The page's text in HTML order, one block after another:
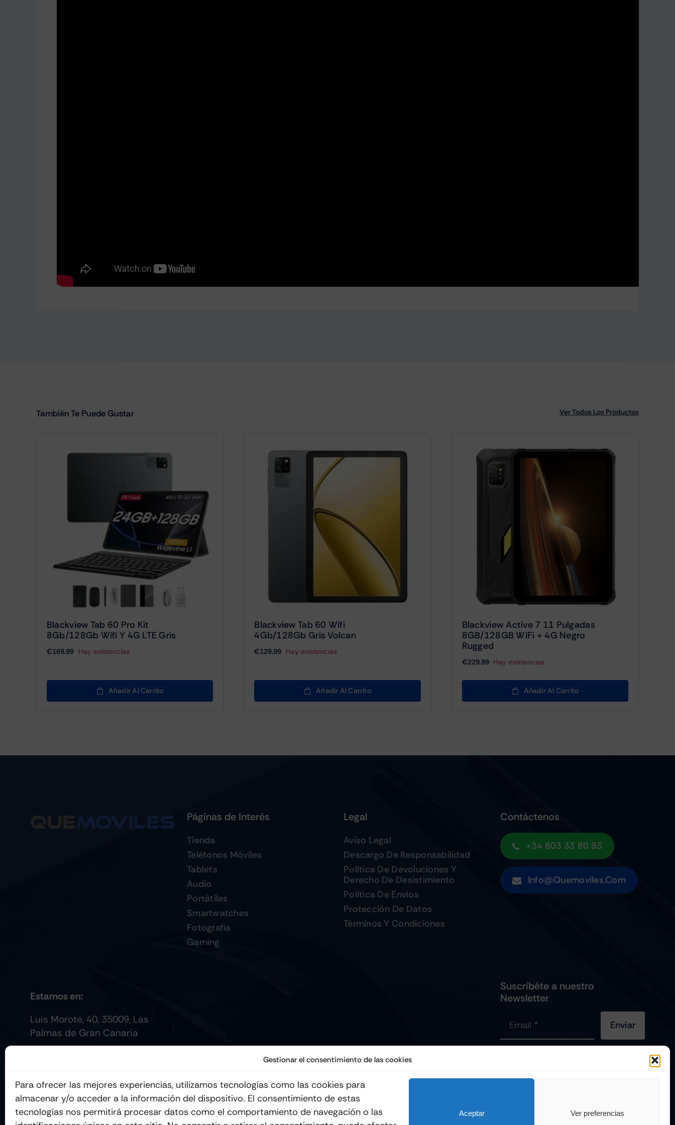
Gestionar el consentimiento de las cookies
Para ofrecer las mejores experiencias, utilizamos tecnologías como las cookies para
almacenar y/o acceder a la información del dispositivo. El consentimiento de estas
tecnologías nos permitirá procesar datos como el comportamiento de navegación o las
Aceptar Ver preferencias
También Te Puede Gustar Ver Todos Los Productos
Blackview Tab 60 Pro Kit
8Gb/128Gb Wifi Y 4G LTE Gris
€169.99 Hay existencias
Añadir Al Carrito
Blackview Tab 60 Wifi
4Gb/128Gb Gris Volcan
€129.99 Hay existencias
Añadir Al Carrito
Blackview Active 7 11 Pulgadas
8GB/128GB WiFi + 4G Negro
Rugged
€229.99 Hay existencias
Añadir Al Carrito
Páginas de Interés
Tienda
Teléfonos Móviles
Tablets
Audio
Portátiles
Smartwatches
Fotografia
Gaming
Legal
Aviso Legal
Descargo De Responsabilidad
Política De Devoluciones Y
Derecho De Desistimiento
Política De Envios
Protección De Datos
Términos Y Condiciones
Contáctenos
+34 603 33 80 93
Info@quemoviles.com
Estamos en:
Luis Morote, 40, 35009, Las
Palmas de Gran Canaria
Suscribéte a nuestro
Newsletter
Enviar
Todos Los Derechos Reservados